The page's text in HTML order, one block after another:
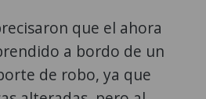
que el ahora
a bordo de un
de robo, ya que